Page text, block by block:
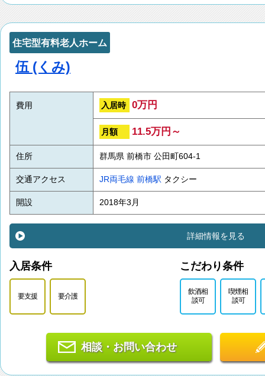
住宅型有料老人ホーム
伍 (くみ)
費用 入居時 0万円
月額 11.5万円～
住所 群馬県 前橋市 公田町604-1
交通アクセス JR両毛線 前橋駅 タクシー
開設 2018年3月
詳細情報を見る
入居条件
要支援 要介護
こだわり条件
飲酒相
談可
喫煙相
談可
相談・お問い合わせ